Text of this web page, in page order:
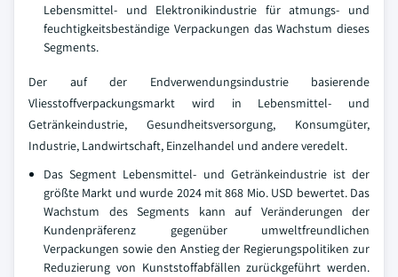
Lebensmittel- und Elektronikindustrie für atmungs- und
feuchtigkeitsbeständige Verpackungen das Wachstum dieses
Segments.
Der auf der Endverwendungsindustrie basierende
Vliesstoffverpackungsmarkt wird in Lebensmittel- und
Getränkeindustrie, Gesundheitsversorgung, Konsumgüter,
Industrie, Landwirtschaft, Einzelhandel und andere veredelt.
Das Segment Lebensmittel- und Getränkeindustrie ist der
größte Markt und wurde 2024 mit 868 Mio. USD bewertet. Das
Wachstum des Segments kann auf Veränderungen der
Kundenpräferenz gegenüber umweltfreundlichen
Verpackungen sowie den Anstieg der Regierungspolitiken zur
Reduzierung von Kunststoffabfällen zurückgeführt werden.